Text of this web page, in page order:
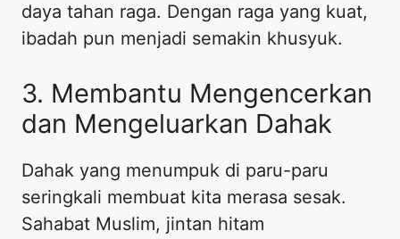
daya tahan raga. Dengan raga yang kuat,
ibadah pun menjadi semakin khusyuk.
3. Membantu Mengencerkan
dan Mengeluarkan Dahak
Dahak yang menumpuk di paru-paru
seringkali membuat kita merasa sesak.
Sahabat Muslim, jintan hitam